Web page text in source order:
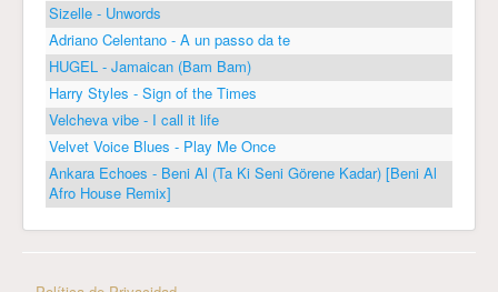
Sizelle - Unwords
Adriano Celentano - A un passo da te
HUGEL - Jamaican (Bam Bam)
Harry Styles - Sign of the Times
Velcheva vibe - I call it life
Velvet Voice Blues - Play Me Once
Ankara Echoes - Beni Al (Ta Ki Seni Görene Kadar) [Beni Al
Afro House Remix]